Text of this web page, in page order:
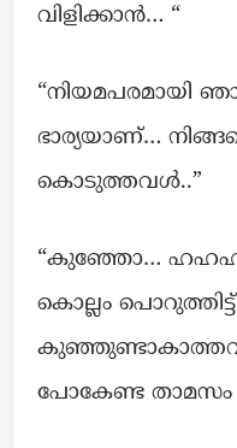
വിളിക്കാൻ… “
“നിയമപരമായി
ഭാര്യയാണ്…
കൊടുത്തവൾ..”
“കുഞ്ഞോ…
കൊല്ലം പൊറുത്തിട്ട്
പോകേണ്ട